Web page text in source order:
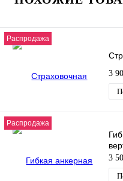
Распродажа
3
Распродажа
3